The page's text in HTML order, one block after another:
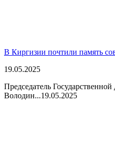
В Киргизии почтили память
19.05.2025
Председатель
Володин...19.05.2025